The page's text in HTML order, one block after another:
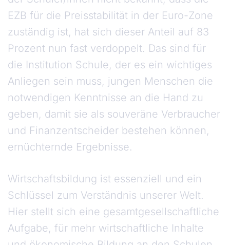
EZB für die Preisstabilität in der Euro-Zone
zuständig ist, hat sich dieser Anteil auf 83
Prozent nun fast verdoppelt. Das sind für
die Institution Schule, der es ein wichtiges
Anliegen sein muss, jungen Menschen die
notwendigen Kenntnisse an die Hand zu
geben, damit sie als souveräne Verbraucher
und Finanzentscheider bestehen können,
ernüchternde Ergebnisse.
Wirtschaftsbildung ist essenziell und ein
Schlüssel zum Verständnis unserer Welt.
Hier stellt sich eine gesamtgesellschaftliche
Aufgabe, für mehr wirtschaftliche Inhalte